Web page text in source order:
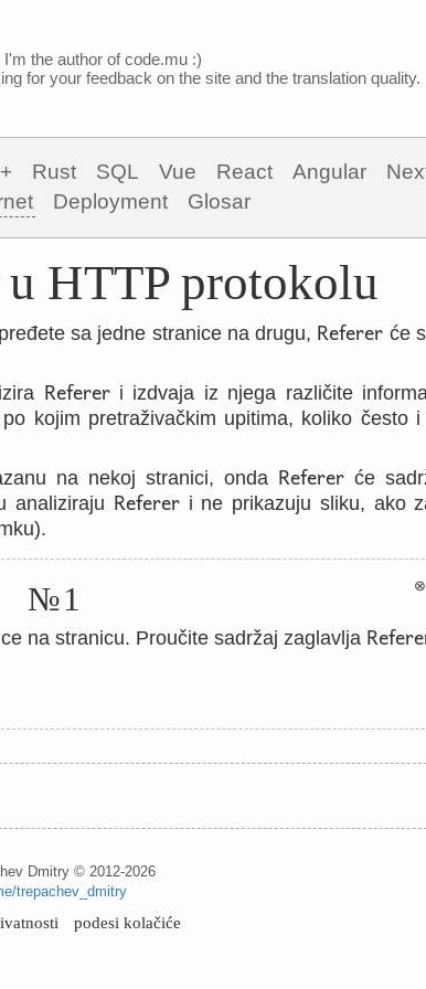
the author of code.mu :)
for your feedback on the site and the translation quality.
Rust SQL Vue React Angular
Deployment Glosar
HTTP protokolu
sa jedne stranice na drugu, Referer će
Refereri izdvaja iz njega različite
kojim pretraživačkim upitima, koliko često
na nekoj stranici, onda Referer će
analiziraju Refereri ne prikazuju sliku, ako
№1
na stranicu. Proučite sadržaj zaglavlja
Dmitry © 2012-2026
trepachev_dmitry
podesi kolačiće